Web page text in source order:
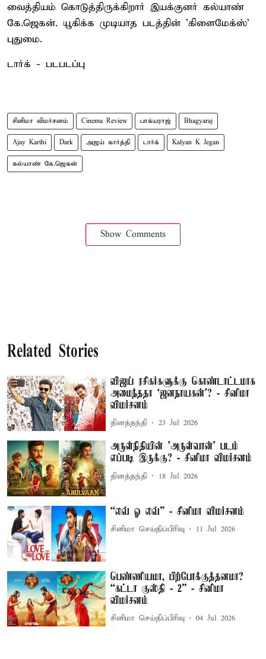
வைத்தியம் கொடுத்திருக்கிறார் இயக்குனர் கல்யாண்
கே.ஜெகன். யூகிக்க முடியாத படத்தின் 'கிளைமேக்ஸ்'
புதுமை.
டார்க் - படபடப்பு
சினிமா விமர்சனம் Cinema Review பாக்யராஜ் Bhagyaraj
Ajay Karthi Dark அஜய் கார்த்தி டார்க் Kalyan K Jegan
கல்யாண் கே.ஜெகன்
Show Comments
Related Stories
விஜய் ரசிகர்களுக்கு கொண்டாட்டமாக
அமைந்ததா ‘ஜனநாயகன்’? - சினிமா
விமர்சனம்
தினத்தந்தி 23 Jul 2026
அருள்நிதியின் 'அருள்வான்' படம்
எப்படி இருக்கு? - சினிமா விமர்சனம்
தினத்தந்தி 18 Jul 2026
“லவ் ஓ லவ்” - சினிமா விமர்சனம்
சினிமா செய்திப்பிரிவு 11 Jul 2026
பெண்ணியமா, பிற்போக்குத்தனமா?
“கட்டா குஸ்தி - 2” - சினிமா
விமர்சனம்
சினிமா செய்திப்பிரிவு 04 Jul 2026